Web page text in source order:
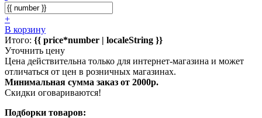
+
В корзину
Итого: {{ price*number | localeString }}
Уточнить цену
Цена действительна только для интернет-магазина и может
отличаться от цен в розничных магазинах.
Минимальная сумма заказ от 2000р.
Скидки оговариваются!
Подборки товаров: